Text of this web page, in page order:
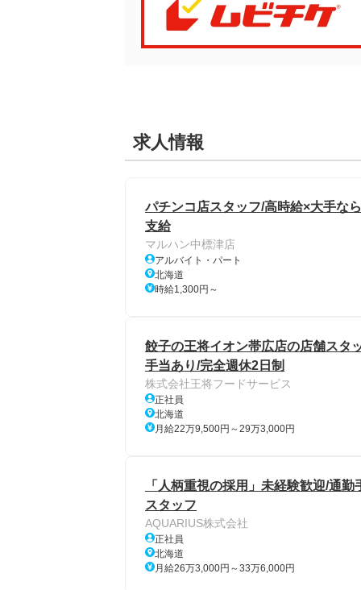
求人情報
パチンコ店スタッフ/高時給×大手な
支給
マルハン中標津店
アルバイト・パート
北海道
時給1,300円～
餃子の王将イオン帯広店の店舗スタ
手当あり/完全週休2日制
株式会社王将フードサービス
正社員
北海道
月給22万9,500円～29万3,000円
「人柄重視の採用」未経験歓迎/通
スタッフ
AQUARIUS株式会社
正社員
北海道
月給26万3,000円～33万6,000円